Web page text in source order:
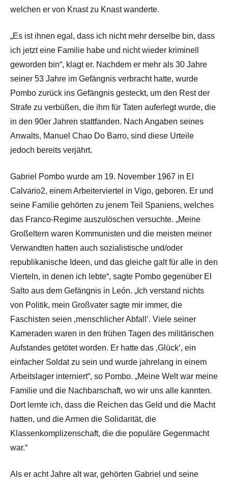
welchen er von Knast zu Knast wanderte.
„Es ist ihnen egal, dass ich nicht mehr derselbe bin, dass
ich jetzt eine Familie habe und nicht wieder kriminell
geworden bin“, klagt er. Nachdem er mehr als 30 Jahre
seiner 53 Jahre im Gefängnis verbracht hatte, wurde
Pombo zurück ins Gefängnis gesteckt, um den Rest der
Strafe zu verbüßen, die ihm für Taten auferlegt wurde, die
in den 90er Jahren stattfanden. Nach Angaben seines
Anwalts, Manuel Chao Do Barro, sind diese Urteile
jedoch bereits verjährt.
Gabriel Pombo wurde am 19. November 1967 in El
Calvario2, einem Arbeiterviertel in Vigo, geboren. Er und
seine Familie gehörten zu jenem Teil Spaniens, welches
das Franco-Regime auszulöschen versuchte. „Meine
Großeltern waren Kommunisten und die meisten meiner
Verwandten hatten auch sozialistische und/oder
republikanische Ideen, und das gleiche galt für alle in den
Vierteln, in denen ich lebte“, sagte Pombo gegenüber El
Salto aus dem Gefängnis in León. „Ich verstand nichts
von Politik, mein Großvater sagte mir immer, die
Faschisten seien ‚menschlicher Abfall‘. Viele seiner
Kameraden waren in den frühen Tagen des militärischen
Aufstandes getötet worden. Er hatte das ‚Glück‘, ein
einfacher Soldat zu sein und wurde jahrelang in einem
Arbeitslager interniert“, so Pombo. „Meine Welt war meine
Familie und die Nachbarschaft, wo wir uns alle kannten.
Dort lernte ich, dass die Reichen das Geld und die Macht
hatten, und die Armen die Solidarität, die
Klassenkomplizenschaft, die die populäre Gegenmacht
war.“
Als er acht Jahre alt war, gehörten Gabriel und seine